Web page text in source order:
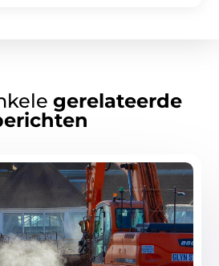
gerelateerde